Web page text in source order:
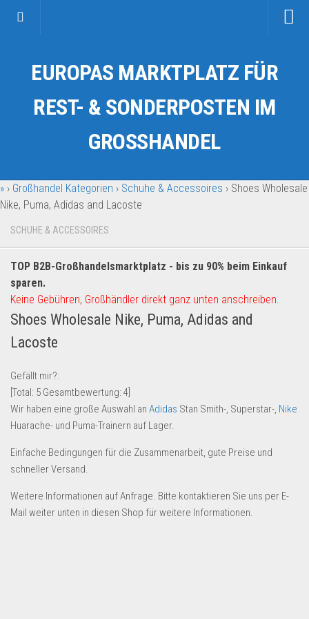
Kategorien
Auto & Motorrad
Fahrzeuge & Transport
Garten & Werkzeug
Geschäft, Büro & Schreibwaren
Geschenkartikel
Handy und Smartphone
Kosmetik & Pflege
Lebensmittel & Getränke
Multimedia & Elektro
Münzen
Spielzeug & Games
Schuhe & Accessoires
Uhren & Schmuck
Restposten-Angebote
EUROPAS MARKTPLATZ FÜR
REST- & SONDERPOSTEN IM
GROSSHANDEL
» › Großhandel Kategorien › Schuhe & Accessoires › Shoes Wholesale
Nike, Puma, Adidas and Lacoste
SCHUHE & ACCESSOIRES
TOP B2B-Großhandelsmarktplatz - bis zu 90% beim Einkauf
sparen.
Keine Gebühren, Großhändler direkt ganz unten anschreiben.
Shoes Wholesale Nike, Puma, Adidas and
Lacoste
Gefällt mir?:
[Total: 5 Gesamtbewertung: 4
Wir haben eine große Auswahl an Adidas Stan Smith-, Superstar-, Nike
Huarache- und Puma-Trainern auf Lager.
Einfache Bedingungen für die Zusammenarbeit, gute Preise und
schneller Versand.
Weitere Informationen auf Anfrage. Bitte kontaktieren Sie uns per E-
Mail weiter unten in diesen Shop für weitere Informationen.